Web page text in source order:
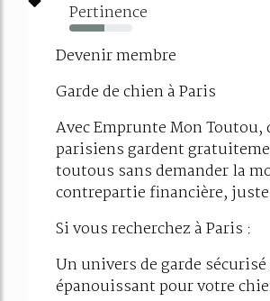
Pertinence
55%
Devenir membre
Garde de chien à Paris
Avec Emprunte Mon
parisiens gardent
toutous sans demander la
contrepartie financière,
Si vous recherchez à Paris :
Un univers de garde sécurisé
épanouissant pour votre